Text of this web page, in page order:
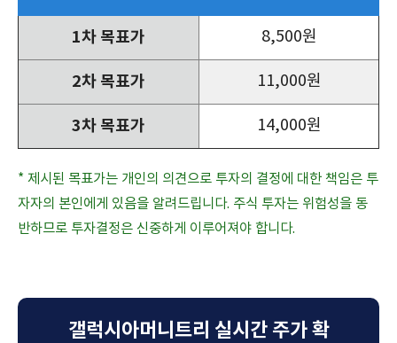
1차 목표가 8,500원
2차 목표가 11,000원
3차 목표가 14,000원
* 제시된 목표가는 개인의 의견으로 투자의 결정에 대한 책임은 투
자자의 본인에게 있음을 알려드립니다. 주식 투자는 위험성을 동
반하므로 투자결정은 신중하게 이루어져야 합니다.
갤럭시아머니트리 실시간 주가 확